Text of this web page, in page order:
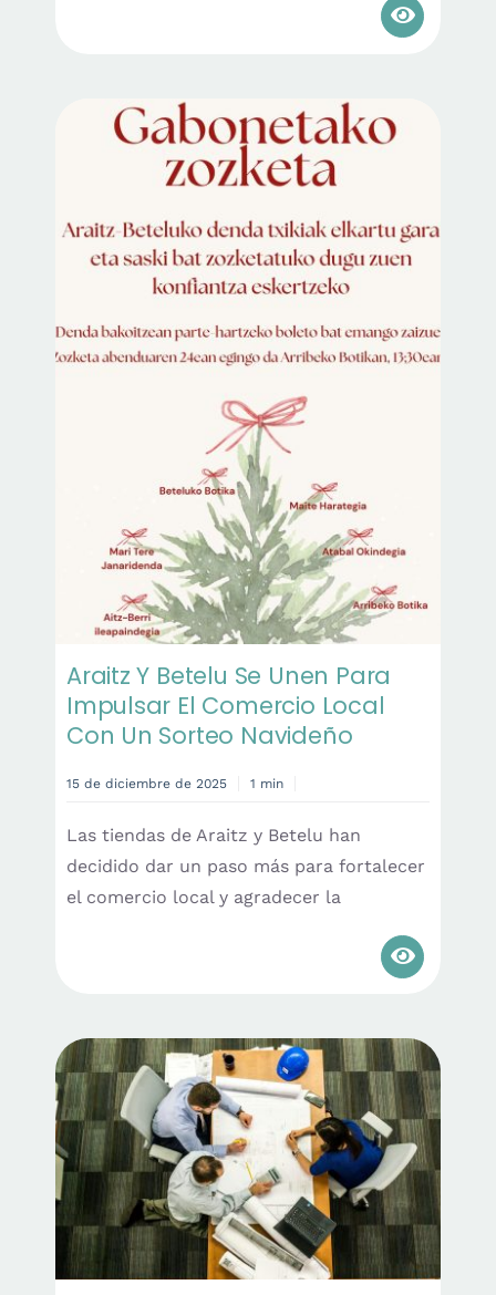
Araitz Y Betelu Se Unen Para
Impulsar El Comercio Local
Con Un Sorteo Navideño
15 de diciembre de 2025 1 min
Las tiendas de Araitz y Betelu han
decidido dar un paso más para fortalecer
el comercio local y agradecer la